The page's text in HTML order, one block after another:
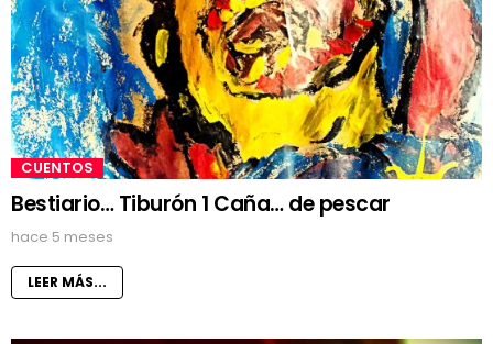
CUENTOS
Bestiario… Tiburón 1 Caña… de pescar
hace 5 meses
LEER MÁS...